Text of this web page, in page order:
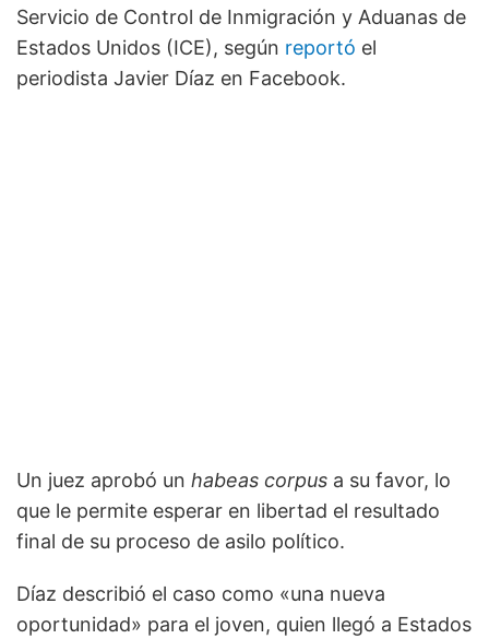
Servicio de Control de Inmigración y Aduanas de
Estados Unidos (ICE), según reportó el
periodista Javier Díaz en Facebook.
Un juez aprobó un habeas corpus a su favor, lo
que le permite esperar en libertad el resultado
final de su proceso de asilo político.
Díaz describió el caso como «una nueva
oportunidad» para el joven, quien llegó a Estados